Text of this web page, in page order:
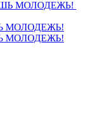
МОЛОДЕЖЬ!
МОЛОДЕЖЬ!